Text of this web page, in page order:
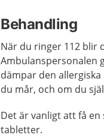
Behandling
När du ringer 112 blir
Ambulanspersonalen
dämpar den
du mår, och om du
Det är vanligt att få
tabletter.